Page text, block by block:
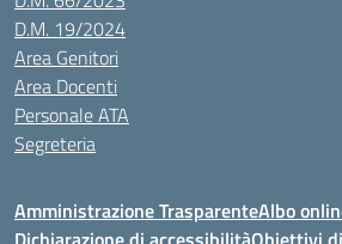
D.M. 19/2024
Area Genitori
Area Docenti
Personale ATA
Segreteria
Amministrazione TrasparenteAlbo